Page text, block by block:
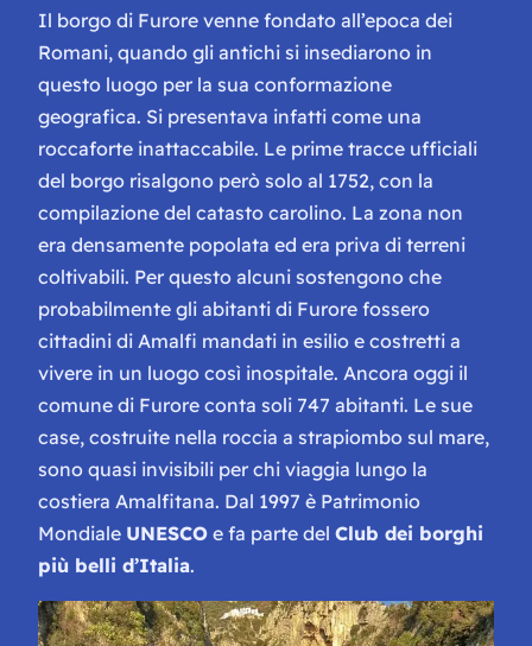
Il borgo di Furore venne fondato all’epoca dei
Romani, quando gli antichi si insediarono in
questo luogo per la sua conformazione
geografica. Si presentava infatti come una
roccaforte inattaccabile. Le prime tracce ufficiali
del borgo risalgono però solo al 1752, con la
compilazione del catasto carolino. La zona non
era densamente popolata ed era priva di terreni
coltivabili. Per questo alcuni sostengono che
probabilmente gli abitanti di Furore fossero
cittadini di Amalfi mandati in esilio e costretti a
vivere in un luogo così inospitale. Ancora oggi il
comune di Furore conta soli 747 abitanti. Le sue
case, costruite nella roccia a strapiombo sul mare,
sono quasi invisibili per chi viaggia lungo la
costiera Amalfitana. Dal 1997 è Patrimonio
Mondiale UNESCO e fa parte del Club dei borghi
più belli d’Italia.